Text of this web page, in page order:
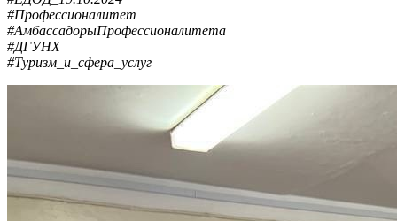
#Профессионалитет
#АмбассадорыПрофессионалитета
#ДГУНХ
#Туризм_и_сфера_услуг